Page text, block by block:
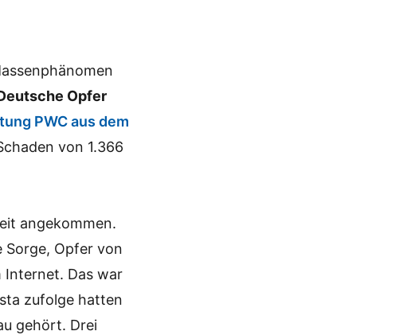
Opfer
PWC aus dem
von 1.366
angekommen.
Sorge, Opfer von
Internet. Das war
zufolge hatten
gehört. Drei